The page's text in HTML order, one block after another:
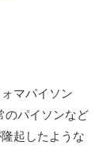
マパイソン
のパイソンなど
起したような